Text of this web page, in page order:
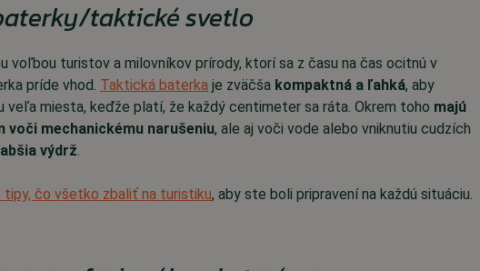
taktické svetlo
voľbou turistov a milovníkov prírody, ktorí sa z času na čas ocitnú v
príde vhod. Taktická baterka je zväčša kompaktná a ľahká, aby
veľa miesta, keďže platí, že každý centimeter sa ráta. Okrem toho majú
voči mechanickému narušeniu, ale aj voči vode alebo vniknutiu cudzích
výdrž.
tipy, čo všetko zbaliť na turistiku, aby ste boli pripravení na každú situáciu.